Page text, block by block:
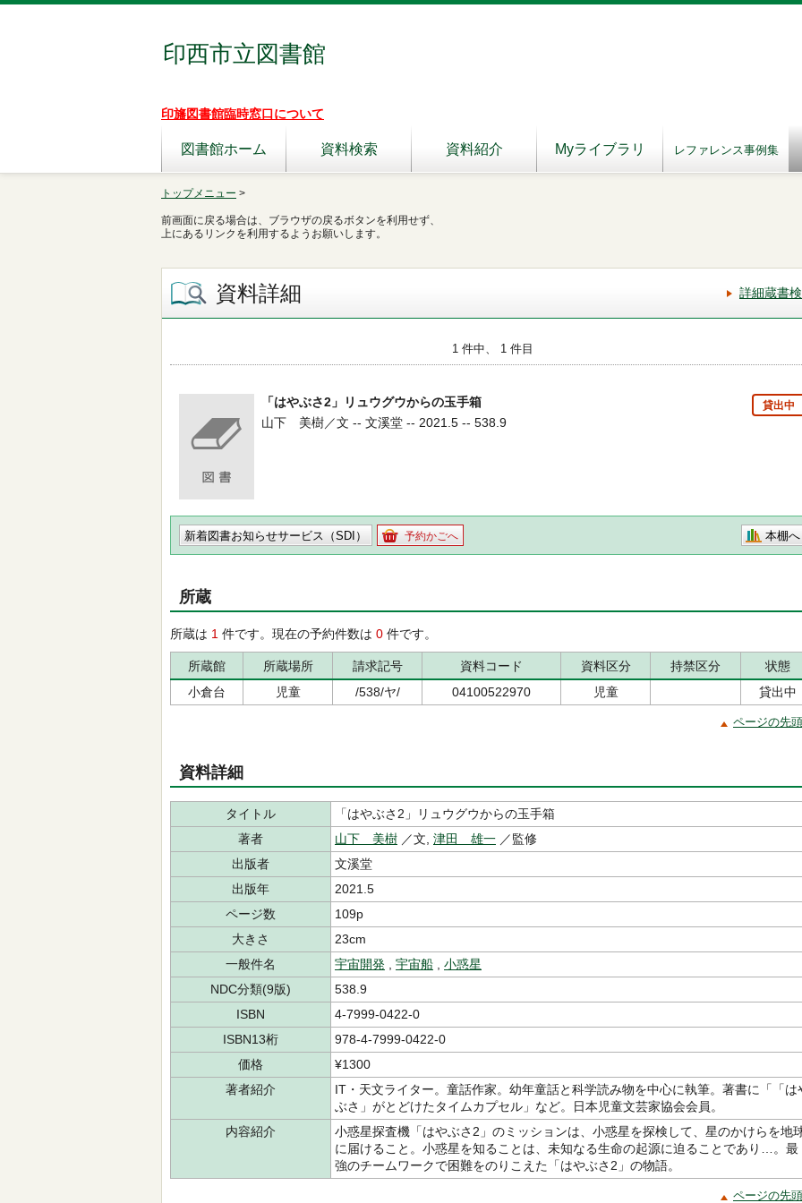
印西市立図書館
印旛図書館臨時窓口について
図書館ホーム 資料検索 資料紹介 Myライブラリ レファレンス事例集
トップメニュー >
前画面に戻る場合は、ブラウザの戻るボタンを利用せず、
上にあるリンクを利用するようお願いします。
資料詳細 詳細蔵書
1 件中、 1 件目
「はやぶさ2」リュウグウからの玉手箱 貸出中
山下 美樹／文 -- 文溪堂 -- 2021.5 -- 538.9
新着図書お知らせサービス（SDI） 予約かごへ 本棚へ
所蔵
所蔵は 1 件です。現在の予約件数は 0 件です。
所蔵館 所蔵場所 請求記号 資料コード 資料区分 持禁区分
状態
小倉台
児童 /538/ヤ/ 04100522970 児童 貸出中
ページの先
資料詳細
タイトル
「はやぶさ2」リュウグウからの玉手箱
著者
山下 美樹 ／文, 津田 雄一 ／監修
出版者
文溪堂
出版年
2021.5
ページ数
109p
大きさ
23cm
一般件名
宇宙開発 宇宙船
小惑星
NDC分類(9版)
538.9
ISBN
4-7999-0422-0
ISBN13桁
978-4-7999-0422-0
価格
¥1300
著者紹介
IT・天文ライター。童話作家。幼年童話と科学読み物を中心に執筆。著書に「「は
ぶさ」がとどけたタイムカプセル」など。日本児童文芸家協会会員。
内容紹介
小惑星探査機「はやぶさ2」のミッションは、小惑星を探検して、星のかけらを地
に届けること。小惑星を知ることは、未知なる生命の起源に迫ることであり…。最
強のチームワークで困難をのりこえた「はやぶさ2」の物語。
ページの先